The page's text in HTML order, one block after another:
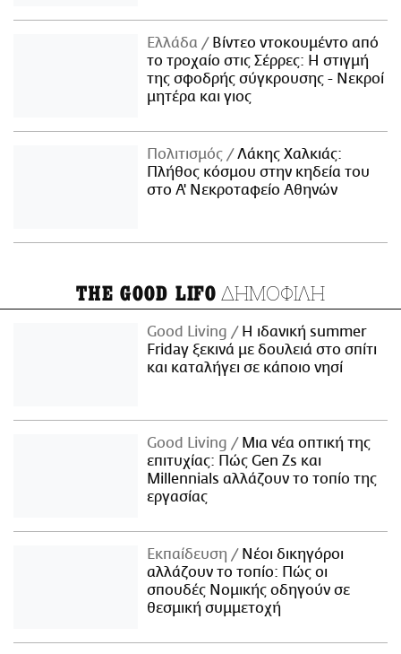
Ελλάδα
Βίντεο ντοκουμέντο από
το τροχαίο στις Σέρρες: Η στιγμή
της σφοδρής σύγκρουσης - Νεκροί
μητέρα και γιος
Πολιτισμός
Λάκης Χαλκιάς:
Πλήθος κόσμου στην κηδεία του
στο Α' Νεκροταφείο Αθηνών
THE GOOD LIFO ΔΗΜΟΦΙΛΗ
Good Living
Η ιδανική summer
Friday ξεκινά με δουλειά στο σπίτι
και καταλήγει σε κάποιο νησί
Good Living
Μια νέα οπτική της
επιτυχίας: Πώς Gen Zs και
Millennials αλλάζουν το τοπίο της
εργασίας
Εκπαίδευση
Νέοι δικηγόροι
αλλάζουν το τοπίο: Πώς οι
σπουδές Νομικής οδηγούν σε
θεσμική συμμετοχή